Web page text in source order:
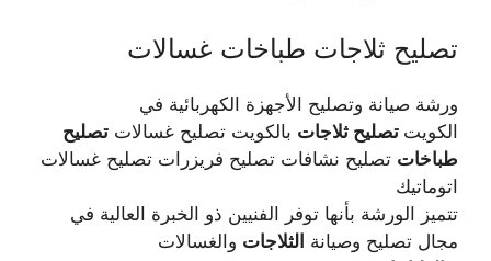
تصليح ثلاجات طباخات غسالات
ورشة صيانة وتصليح الأجهزة الكهربائية في
الكويت تصليح ثلاجات بالكويت تصليح غسالات تصليح
طباخات تصليح نشافات تصليح فريزرات تصليح غسالات
اتوماتيك
تتميز الورشة بأنها توفر الفنيين ذو الخبرة العالية في
مجال تصليح وصيانة الثلاجات والغسالات